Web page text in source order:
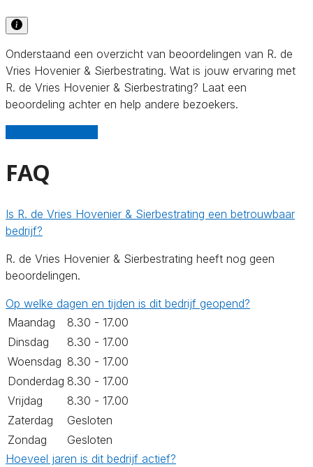
Onderstaand een overzicht van beoordelingen van R. de
Vries Hovenier & Sierbestrating. Wat is jouw ervaring met
R. de Vries Hovenier & Sierbestrating? Laat een
beoordeling achter en help andere bezoekers.
FAQ
Is R. de Vries Hovenier & Sierbestrating een betrouwbaar
bedrijf?
R. de Vries Hovenier & Sierbestrating heeft nog geen
beoordelingen.
Op welke dagen en tijden is dit bedrijf geopend?
Maandag
8.30 - 17.00
Dinsdag
8.30 - 17.00
Woensdag 8.30 - 17.00
Donderdag 8.30 - 17.00
Vrijdag
8.30 - 17.00
Zaterdag
Gesloten
Zondag
Gesloten
Hoeveel jaren is dit bedrijf actief?